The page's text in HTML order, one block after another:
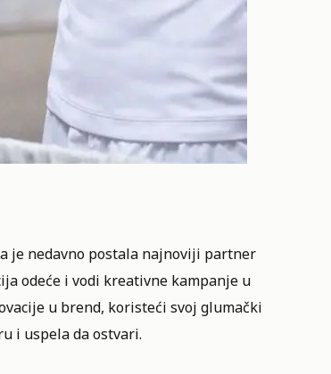
je nedavno postala najnoviji partner
odeće i vodi kreativne kampanje u
u brend, koristeći svoj glumački
i uspela da ostvari.